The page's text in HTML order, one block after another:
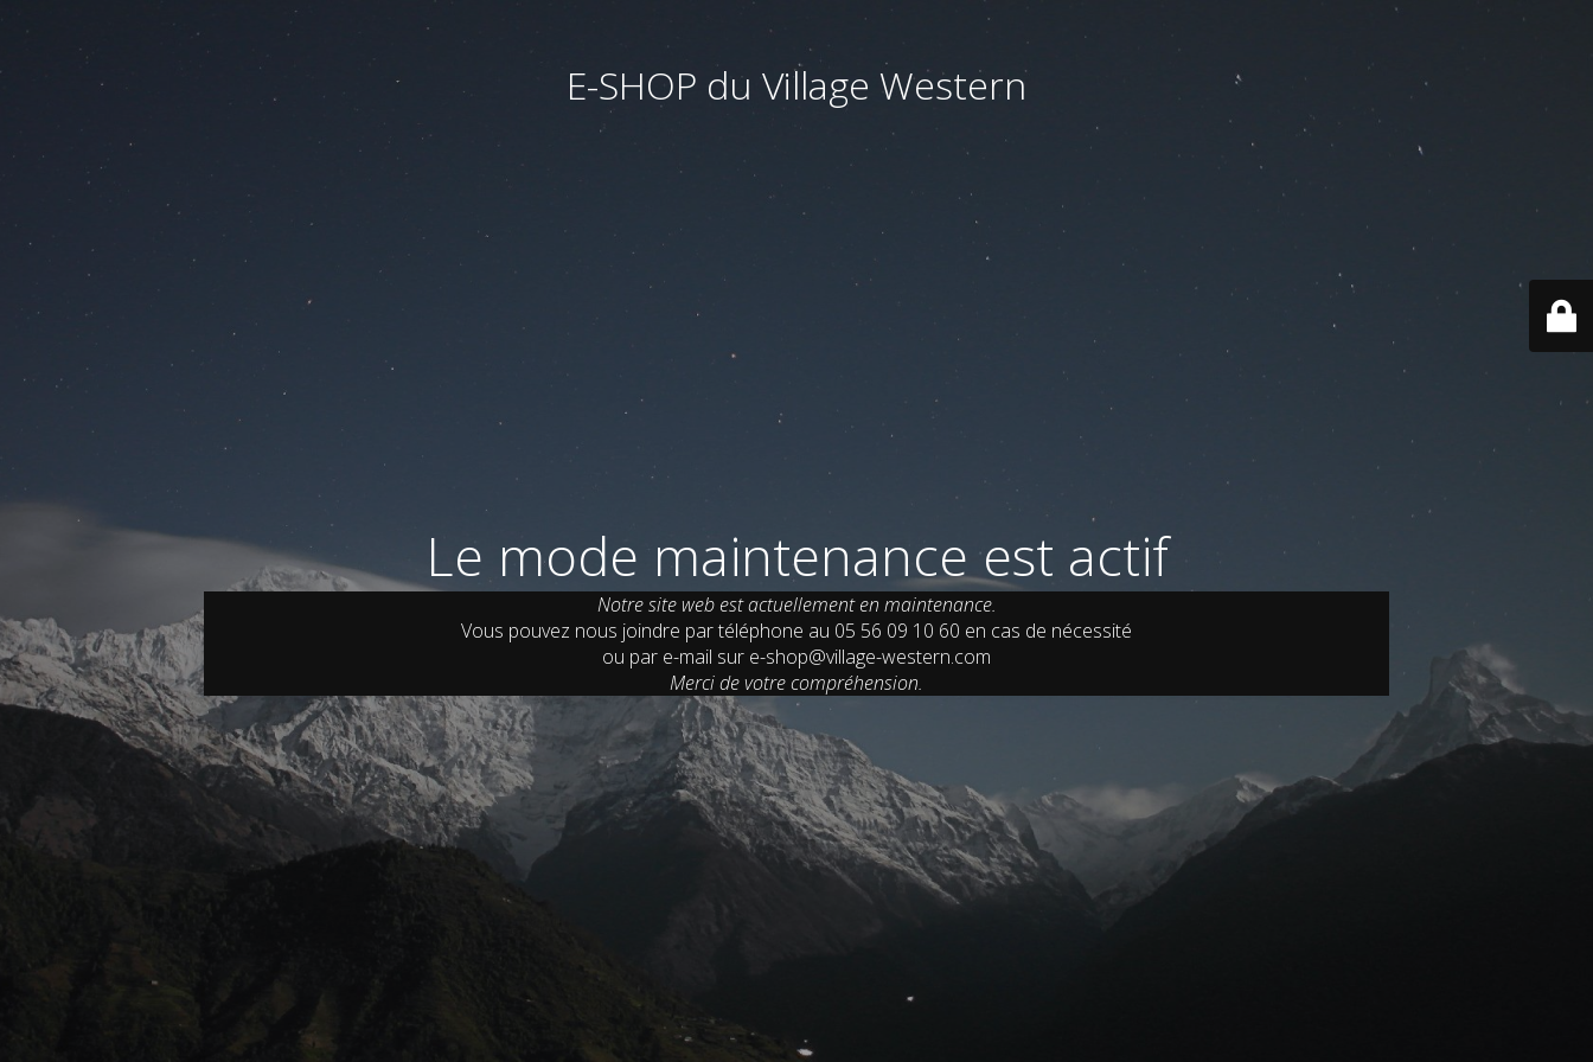
E-SHOP du Village Western
Le mode maintenance est actif
Notre site web est actuellement en maintenance.
Vous pouvez nous joindre par téléphone au 05 56 09 10 60 en cas de nécessité
ou par e-mail sur e-shop@village-western.com
Merci de votre compréhension.